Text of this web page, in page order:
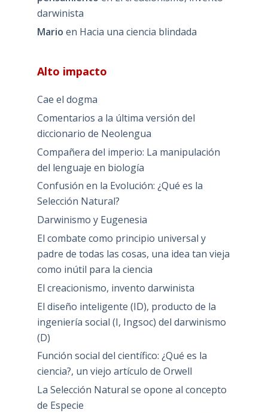
darwinista
Mario en Hacia una ciencia blindada
Alto impacto
Cae el dogma
Comentarios a la última versión del
diccionario de Neolengua
Compañera del imperio: La manipulación
del lenguaje en biología
Confusión en la Evolución: ¿Qué es la
Selección Natural?
Darwinismo y Eugenesia
El combate como principio universal y
padre de todas las cosas, una idea tan vieja
como inútil para la ciencia
El creacionismo, invento darwinista
El diseño inteligente (ID), producto de la
ingeniería social (I, Ingsoc) del darwinismo
(D)
Función social del científico: ¿Qué es la
ciencia?, un viejo artículo de Orwell
La Selección Natural se opone al concepto
de Especie